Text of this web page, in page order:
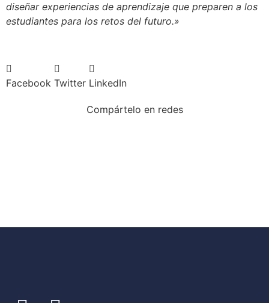
diseñar experiencias de aprendizaje que preparen a los
estudiantes para los retos del futuro.»
Facebook Twitter LinkedIn
Compártelo en redes